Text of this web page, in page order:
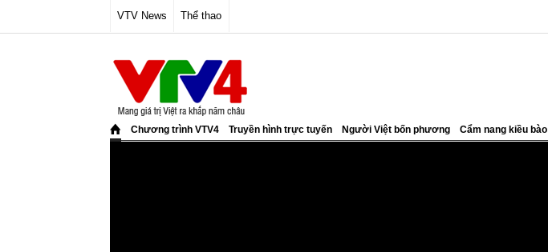
VTV News Thể thao
Chương trình VTV4 Truyền hình trực tuyến Người Việt bốn phương Cẩm nang kiều bào